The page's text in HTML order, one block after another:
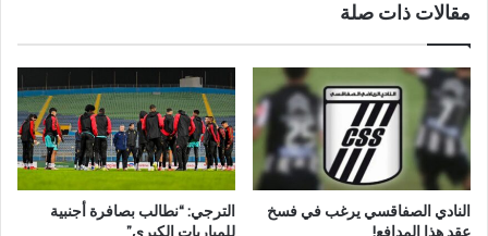
مقالات ذات صلة
النادي الصفاقسي يرغب في فسخ
عقد هذا المدافع!
الترجي: “نطالب بصافرة أجنبية
للمباريات الكبرى”